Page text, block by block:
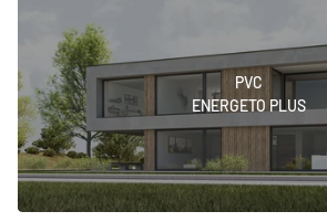
PVC
ENERGETO PLUS